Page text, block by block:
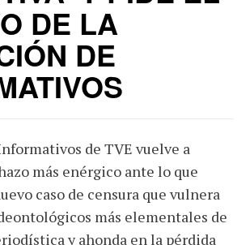
DE LA
DE
de TVE vuelve a
más enérgico ante lo que
caso de censura que vulnera
más elementales de
y ahonda en la pérdida